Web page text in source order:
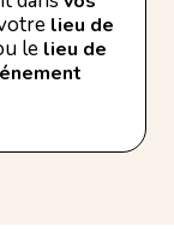
lieu de
le lieu de